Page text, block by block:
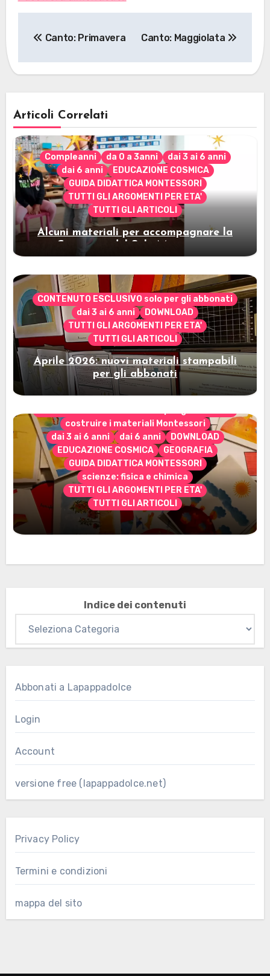
Canto: Primavera Canto: Maggiolata
Articoli Correlati
Compleanni da 0 a 3anni
dai 3 ai 6 anni
dai 6 anni
EDUCAZIONE COSMICA
GUIDA DIDATTICA MONTESSORI
TUTTI GLI ARGOMENTI PER ETA'
TUTTI GLI ARTICOLI
Alcuni materiali per accompagnare la
Cerimonia del Sole Montessori
CONTENUTO ESCLUSIVO solo per gli abbonati
dai 3 ai 6 anni
DOWNLOAD
TUTTI GLI ARGOMENTI PER ETA'
TUTTI GLI ARTICOLI
Aprile 2026: nuovi materiali stampabili
per gli abbonati
costruire i materiali Montessori
dai 3 ai 6 anni
dai 6 anni
DOWNLOAD
EDUCAZIONE COSMICA
GEOGRAFIA
GUIDA DIDATTICA MONTESSORI
scienze: fisica e chimica
TUTTI GLI ARGOMENTI PER ETA'
TUTTI GLI ARTICOLI
Marzo 2026: nuovi materiali stampabili
per gli abbonati
Indice dei contenuti
Abbonati a Lapappadolce
Login
Account
versione free (lapappadolce.net)
Privacy Policy
Termini e condizioni
mappa del sito